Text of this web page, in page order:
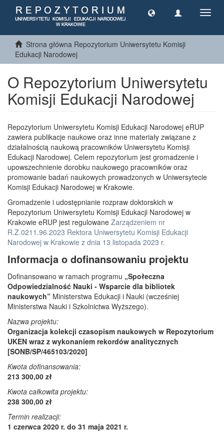
Strona główna Repozytorium Uniwersytetu Komisji
Edukacji Narodowej
O Repozytorium Uniwersytetu
Komisji Edukacji Narodowej
Repozytorium Uniwersytetu Komisji Edukacji Narodowej eRUP
zawiera publikacje naukowe oraz inne materiały związane z
działalnością naukową pracowników Uniwersytetu Komisji
Edukacji Narodowej. Celem repozytorium jest gromadzenie i
upowszechnienie dorobku naukowego pracowników oraz
promowanie badań naukowych prowadzonych w Uniwersytecie
Komisji Edukacji Narodowej w Krakowie.
Gromadzenie i udostępnianie rozpraw doktorskich w
Repozytorium Uniwersytetu Komisji Edukacji Narodowej w
Krakowie eRUP jest regulowane Zarządzeniem nr
R.Z.0211.96.2023 Rektora Uniwersytetu Komisji Edukacji
Narodowej w Krakowie z dnia 13 listopada 2023 r.
Informacja o dofinansowaniu projektu
Dofinansowano w ramach programu „Społeczna
Odpowiedzialność Nauki - Wsparcie dla bibliotek
naukowych” Ministerstwa Edukacji i Nauki (wcześniej
Ministerstwa Nauki i Szkolnictwa Wyższego).
Nazwa projektu:
Organizacja kolekcji czasopism naukowych w Repozytorium
UKEN wraz z wykonaniem rekordów analitycznych
[SONB/SP/465103/2020]
Kwota dofinansowania:
213 300,00 zł
Kwota całkowita projektu:
238 300,00 zł
Termin realizacji:
1 czerwca 2020 r. do 31 maja 2021 r.